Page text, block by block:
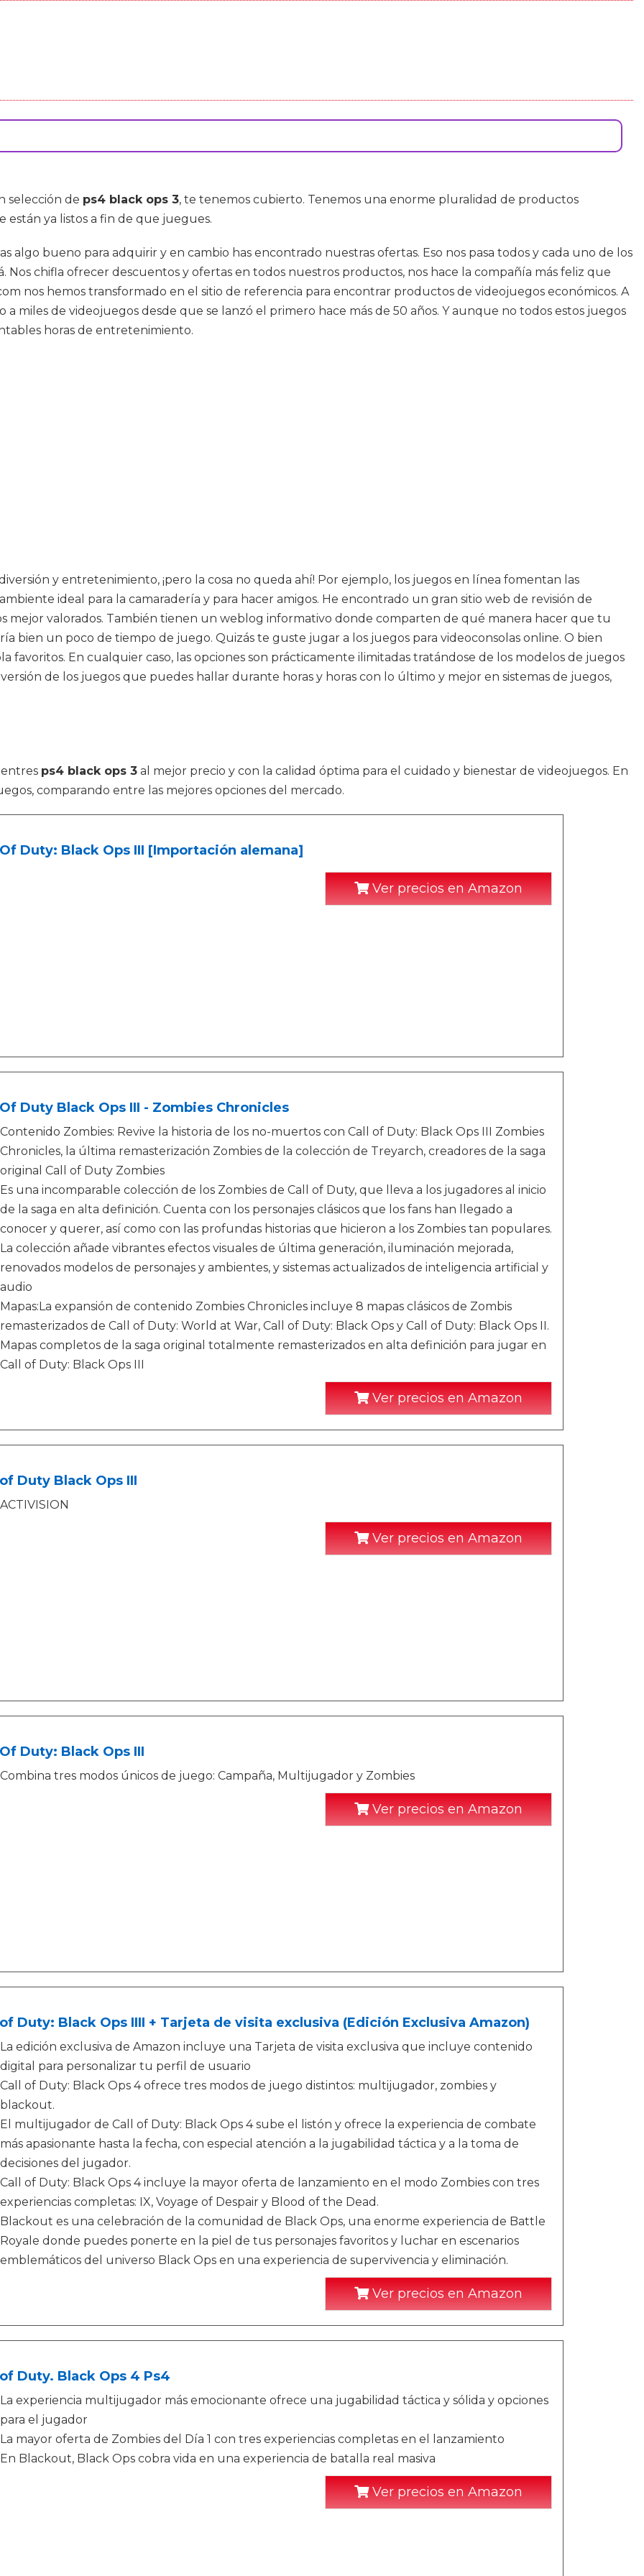
selección de ps4 black ops 3, te tenemos cubierto. Tenemos una enorme pluralidad de productos
están ya listos a fin de que juegues.
algo bueno para adquirir y en cambio has encontrado nuestras ofertas. Eso nos pasa todos y cada uno de los
Nos chifla ofrecer descuentos y ofertas en todos nuestros productos, nos hace la compañía más feliz que
nos hemos transformado en el sitio de referencia para encontrar productos de videojuegos económicos. A
miles de videojuegos desde que se lanzó el primero hace más de 50 años. Y aunque no todos estos juegos
horas de entretenimiento.
y entretenimiento, ¡pero la cosa no queda ahí! Por ejemplo, los juegos en línea fomentan las
ideal para la camaradería y para hacer amigos. He encontrado un gran sitio web de revisión de
mejor valorados. También tienen un weblog informativo donde comparten de qué manera hacer que tu
bien un poco de tiempo de juego. Quizás te guste jugar a los juegos para videoconsolas online. O bien
favoritos. En cualquier caso, las opciones son prácticamente ilimitadas tratándose de los modelos de juegos
de los juegos que puedes hallar durante horas y horas con lo último y mejor en sistemas de juegos,
ps4 black ops 3 al mejor precio y con la calidad óptima para el cuidado y bienestar de videojuegos. En
comparando entre las mejores opciones del mercado.
Duty: Black Ops III [Importación alemana]
Ver precios en Amazon
Duty Black Ops III - Zombies Chronicles
Contenido Zombies: Revive la historia de los no-muertos con Call of Duty: Black Ops III Zombies
Chronicles, la última remasterización Zombies de la colección de Treyarch, creadores de la saga
original Call of Duty Zombies
Es una incomparable colección de los Zombies de Call of Duty, que lleva a los jugadores al inicio
de la saga en alta definición. Cuenta con los personajes clásicos que los fans han llegado a
conocer y querer, así como con las profundas historias que hicieron a los Zombies tan populares.
La colección añade vibrantes efectos visuales de última generación, iluminación mejorada,
renovados modelos de personajes y ambientes, y sistemas actualizados de inteligencia artificial y
audio
Mapas:La expansión de contenido Zombies Chronicles incluye 8 mapas clásicos de Zombis
remasterizados de Call of Duty: World at War, Call of Duty: Black Ops y Call of Duty: Black Ops II.
Mapas completos de la saga original totalmente remasterizados en alta definición para jugar en
Call of Duty: Black Ops III
Ver precios en Amazon
Duty Black Ops III
ACTIVISION
Ver precios en Amazon
Duty: Black Ops III
Combina tres modos únicos de juego: Campaña, Multijugador y Zombies
Ver precios en Amazon
Duty: Black Ops IIII + Tarjeta de visita exclusiva (Edición Exclusiva Amazon)
La edición exclusiva de Amazon incluye una Tarjeta de visita exclusiva que incluye contenido
digital para personalizar tu perfil de usuario
Call of Duty: Black Ops 4 ofrece tres modos de juego distintos: multijugador, zombies y
blackout.
El multijugador de Call of Duty: Black Ops 4 sube el listón y ofrece la experiencia de combate
más apasionante hasta la fecha, con especial atención a la jugabilidad táctica y a la toma de
decisiones del jugador.
Call of Duty: Black Ops 4 incluye la mayor oferta de lanzamiento en el modo Zombies con tres
experiencias completas: IX, Voyage of Despair y Blood of the Dead.
Blackout es una celebración de la comunidad de Black Ops, una enorme experiencia de Battle
Royale donde puedes ponerte en la piel de tus personajes favoritos y luchar en escenarios
emblemáticos del universo Black Ops en una experiencia de supervivencia y eliminación.
Ver precios en Amazon
Duty. Black Ops 4 Ps4
La experiencia multijugador más emocionante ofrece una jugabilidad táctica y sólida y opciones
para el jugador
La mayor oferta de Zombies del Día 1 con tres experiencias completas en el lanzamiento
En Blackout, Black Ops cobra vida en una experiencia de batalla real masiva
Ver precios en Amazon